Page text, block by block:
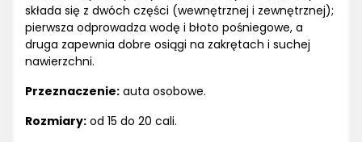
składa się z dwóch części (wewnętrznej i zewnętrznej);
pierwsza odprowadza wodę i błoto pośniegowe, a
druga zapewnia dobre osiągi na zakrętach i suchej
nawierzchni.
Przeznaczenie: auta osobowe.
Rozmiary: od 15 do 20 cali.